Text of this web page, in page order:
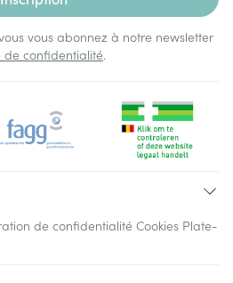
vous abonnez à notre newsletter
de confidentialité.
de confidentialité Cookies Plate-